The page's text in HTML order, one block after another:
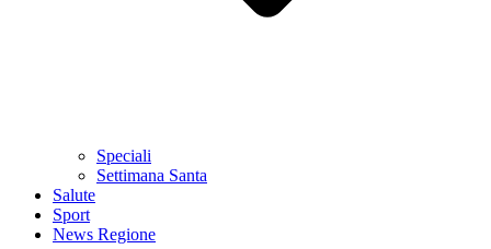
Speciali
Settimana Santa
Salute
Sport
News Regione